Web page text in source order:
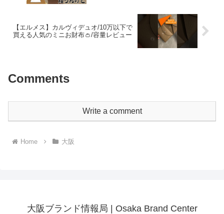
【エルメス】カルヴィデュオ/10万以下で
買える人気のミニお財布👛/容量レビュー
Comments
Write a comment
Home 大阪
大阪ブランド情報局 | Osaka Brand Center